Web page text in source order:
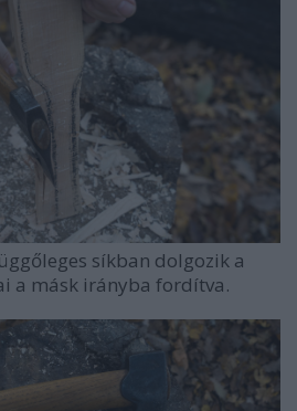
síkban dolgozik a
a másk irányba fordítva.